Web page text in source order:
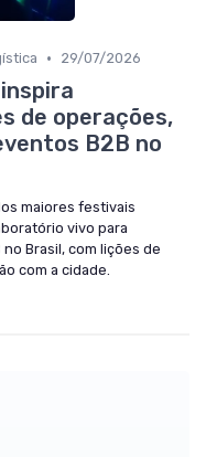
• 29/07/2026
de operações,
B2B no
maiores festivais
vivo para
Brasil, com lições de
com a cidade.